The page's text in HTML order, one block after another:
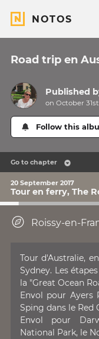
NOTOS
Road trip en
Published
on October
Follow this
Go to chapter
20 September 2017
Tour en ferry, The
Roissy-en-
Tour d'Australie,
Sydney. Les
la "Great Ocean
Envol pour Ayers
Sping dans le Red
Envol pour
National Park, le